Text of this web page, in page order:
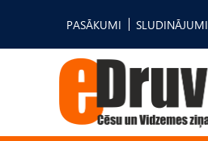
PASĀKUMI SLUDINĀJUMI